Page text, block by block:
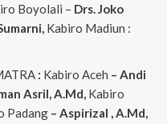
Boyolali – Drs. Joko
Kabiro Madiun :
: Kabiro Aceh – Andi
Asril, A.Md, Kabiro
Padang– Aspirizal , A.Md,